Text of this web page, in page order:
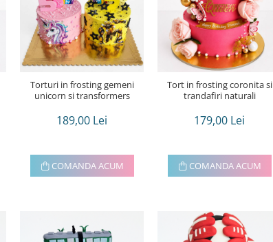
Torturi in frosting gemeni
unicorn si transformers
189,00 Lei
COMANDA ACUM
Tort in frosting coronita si
trandafiri naturali
179,00 Lei
COMANDA ACUM